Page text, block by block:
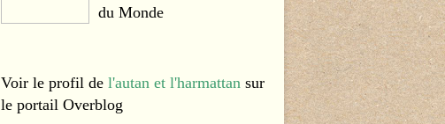
du Monde
Voir le profil de l'autan et l'harmattan sur
le portail Overblog